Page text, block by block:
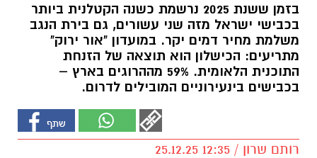
בזמן ששנת 2025 נרשמת כשנה הקטלנית ביותר
בכבישי ישראל מזה שני עשורים, גם בירת הנגב
משלמת מחיר דמים יקר. במועדון "אור ירוק"
מתריעים: הכישלון הוא תוצאה של הזנחת
התוכנית הלאומית. 59% מההרוגים בארץ –
בכבישים בינעירוניים המובילים לדרום.
רותם שרון / 12:35 25.12.25